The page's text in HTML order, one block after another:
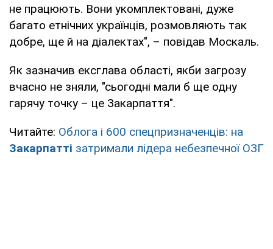
не працюють. Вони укомплектовані, дуже
багато етнічних українців, розмовляють так
добре, ще й на діалектах", – повідав Москаль.
Як зазначив ексглава області, якби загрозу
вчасно не зняли, "сьогодні мали б ще одну
гарячу точку – це Закарпаття".
Читайте: Облога і 600 спецпризначенців: на
Закарпатті затримали лідера небезпечної ОЗГ